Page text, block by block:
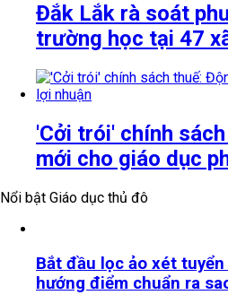
Đắk Lắk rà soát
trường học tại 47
'Cởi trói' chính
mới cho giáo dục
Nổi bật Giáo dục thủ đô
Bắt đầu lọc ảo xét
hướng điểm chuẩn ra